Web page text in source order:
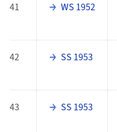
41 WS 1952
42 SS 1953
43 SS 1953